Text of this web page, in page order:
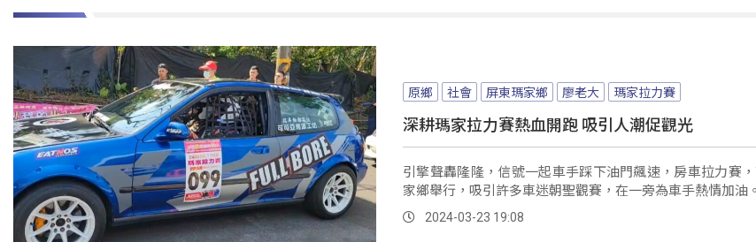
原鄉 社會 屏東瑪家鄉 廖老大 瑪家拉力賽
深耕瑪家拉力賽熱血開跑 吸引人潮促觀光
引擎聲轟隆隆，信號一起車手踩下油門飆速，房車拉力賽
家鄉舉行，吸引許多車迷朝聖觀賽，在一旁為車手熱情加油。
2024-03-23 19:08